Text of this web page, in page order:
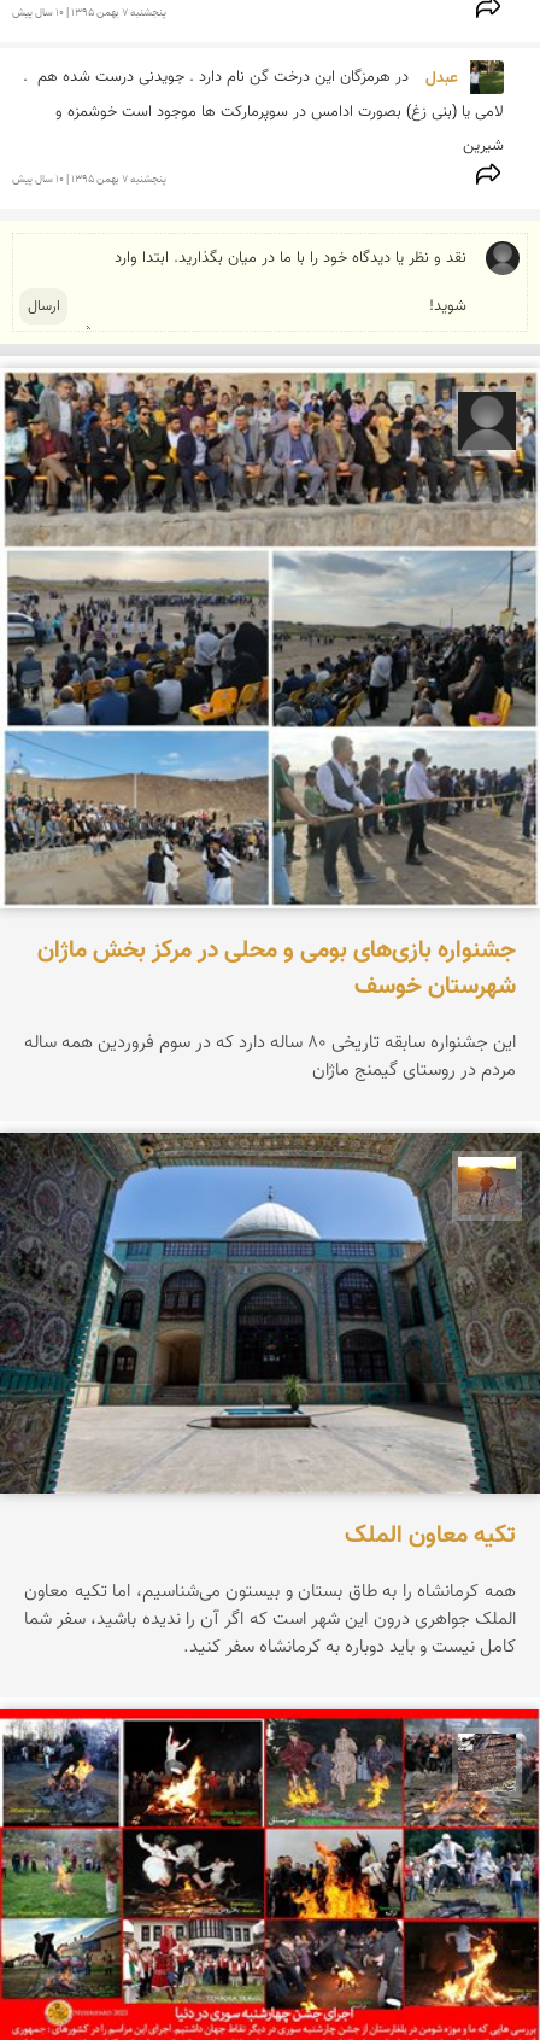
پنجشنبه 7 بهمن 1395 | 10 سال پیش
عبدل
شیرین
پنجشنبه 7 بهمن 1395 | 10 سال پیش
رضا قربانی
جشنواره بازی‌های بومی و محلی در مرکز بخش ماژان
شهرستان خوسف
این جشنواره سابقه تاریخی ۸۰ ساله دارد که در سوم فروردین همه ساله
مردم در روستای گیمنج ماژان
مهدی مخلصیان
تکیه معاون الملک
همه کرمانشاه را به طاق بستان و بیستون می‌شناسیم، اما تکیه معاون
الملک جواهری درون این شهر است که اگر آن را ندیده باشید، سفر شما
کامل نیست و باید دوباره به کرمانشاه سفر کنید.
محمد ناصری فرد